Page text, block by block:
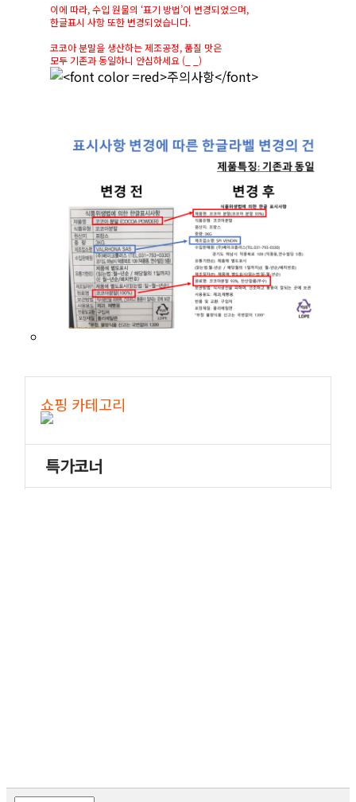
이에 따라, 수입 원물의 ‘표기 방법’이 변경되었으며,
한글표시 사항 또한 변경되었습니다.
코코아 분말을 생산하는 제조공정, 품질 맛은
모두 기존과 동일하니 안심하세요 (_ _)